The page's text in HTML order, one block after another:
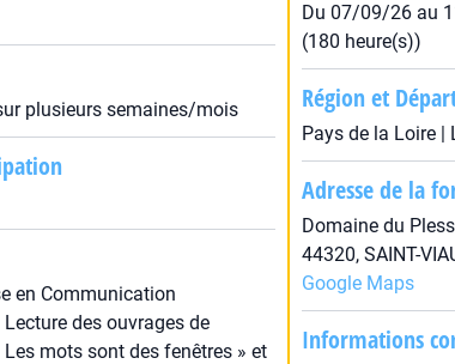
plusieurs semaines/mois
en Communication
des ouvrages de
mots sont des fenêtres » et
Du 07/09/26 au
(180 heure(s))
Région et
Pays de la Loire |
Adresse de la
Domaine du
44320, SAINT-
Google Maps
Informations